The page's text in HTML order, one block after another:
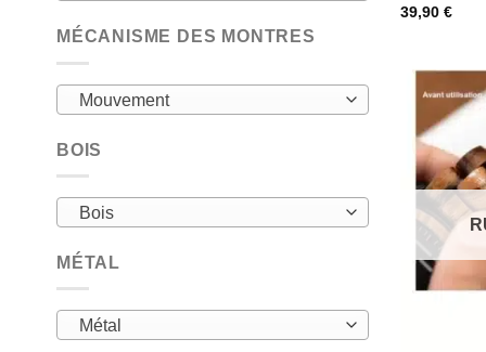
MÉCANISME DES MONTRES
Mouvement
BOIS
Bois
MÉTAL
Métal
39,90€